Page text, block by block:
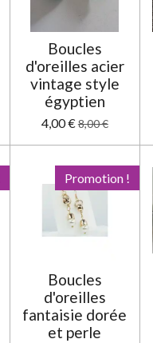
Boucles
d'oreilles acier
vintage style
égyptien
4,00 €8,00 €
Promotion !
Boucles
d'oreilles
fantaisie dorée
et perle